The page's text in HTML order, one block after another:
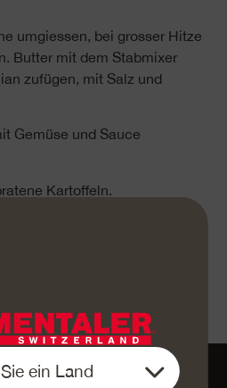
umgiessen, bei grosser Hitze
Butter mit dem Stabmixer
zufügen, mit Salz und
Gemüse und Sauce
Kartoffeln.